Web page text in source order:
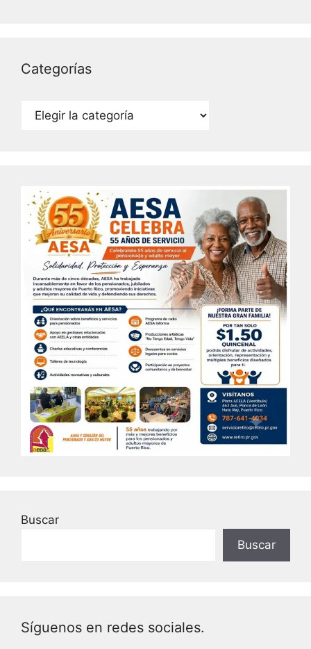
Categorías
Categorías
Buscar
Buscar
Síguenos en redes sociales.